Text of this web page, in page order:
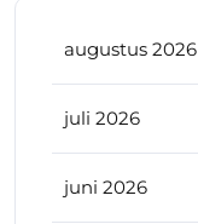
augustus 2026
juli 2026
juni 2026